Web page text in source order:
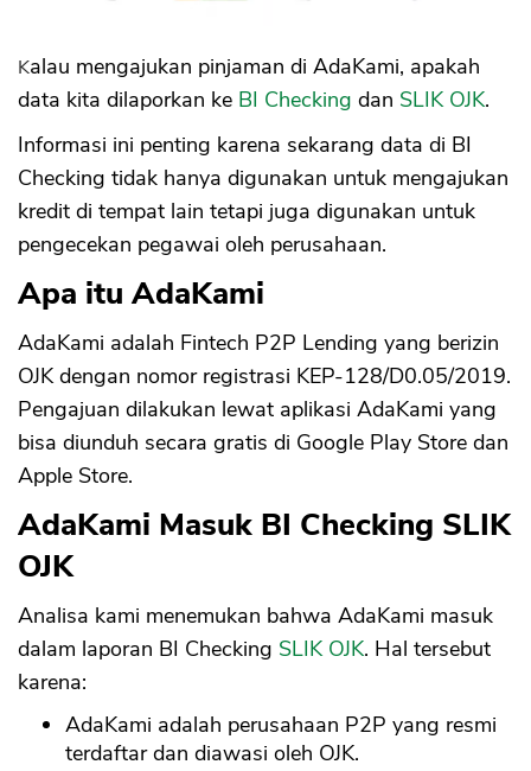
Kalau mengajukan pinjaman di AdaKami, apakah
data kita dilaporkan ke BI Checking dan SLIK OJK.
Informasi ini penting karena sekarang data di BI
Checking tidak hanya digunakan untuk mengajukan
kredit di tempat lain tetapi juga digunakan untuk
pengecekan pegawai oleh perusahaan.
Apa itu AdaKami
AdaKami adalah Fintech P2P Lending yang berizin
OJK dengan nomor registrasi KEP-128/D0.05/2019.
Pengajuan dilakukan lewat aplikasi AdaKami yang
bisa diunduh secara gratis di Google Play Store dan
Apple Store.
AdaKami Masuk BI Checking SLIK
OJK
Analisa kami menemukan bahwa AdaKami masuk
dalam laporan BI Checking SLIK OJK. Hal tersebut
karena:
AdaKami adalah perusahaan P2P yang resmi
terdaftar dan diawasi oleh OJK.